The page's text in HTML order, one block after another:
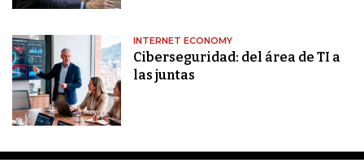
INTERNET ECONOMY
Ciberseguridad: del área de TI a
las juntas